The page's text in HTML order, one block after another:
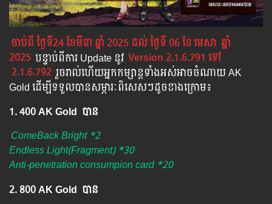
ចាប់ពី ថ្ងៃទី​24 ខែមីនា ឆ្នាំ 2025 ដល់ ថ្ងៃទី 06 ខែមេសា ឆ្នាំ
2025 បន្ទាប់​​ពី​​ការ ​Update ​នូវ Version 2.1.6.791 ​ទៅ​
2.1.6.792 រួចរាល់ហើយអ្នកកម្សាន្ដទាំងអស់អាចចំណាយ AK
Gold ដើម្បីទទួលបានសម្ភារៈពិសេសៗដូចខាងក្រោម៖
1. 400 AK Gold បាន
ComeBack Bright *2
Endless Light(Fragment) *30
Anti-penetration consumpion card *20
2. 800 AK Gold បាន ​